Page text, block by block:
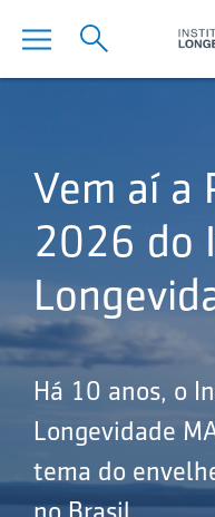
Vem aí a
2026 do
Há 10 anos, o
Longevidade
tema do